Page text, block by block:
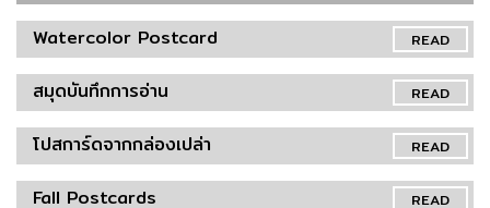
READ
Watercolor Postcard
READ
สมุดบันทึกการอ่าน
READ
โปสการ์ดจากกล่องเปล่า
READ
Fall Postcards